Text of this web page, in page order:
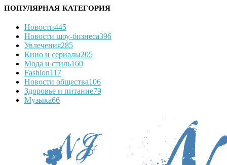
ПОПУЛЯРНАЯ КАТЕГОРИЯ
Новости445
Новости шоу-бизнеса396
Увлечения285
Кино и сериалы205
Мода и стиль160
Fashion117
Новости общества106
Здоровье и питание79
Музыка66